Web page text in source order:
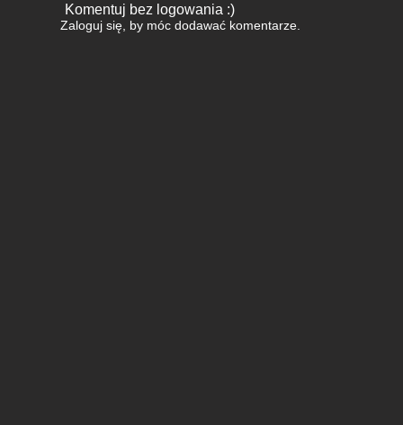
Komentuj bez logowania :)
Zaloguj się, by móc dodawać komentarze.